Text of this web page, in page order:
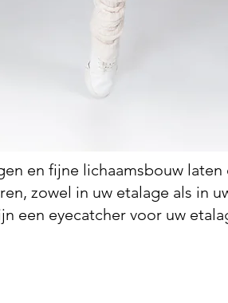
en fijne lichaamsbouw
zowel in uw etalage als in
een eyecatcher voor uw